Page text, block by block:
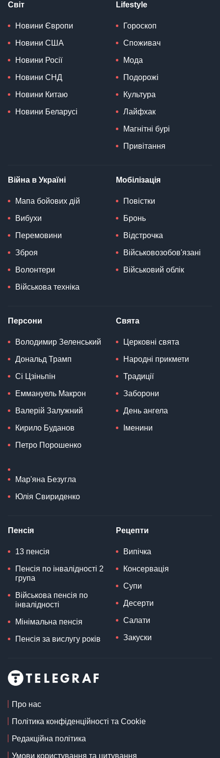
Світ
Новини Європи
Новини США
Новини Росії
Новини СНД
Новини Китаю
Новини Беларусі
Lifestyle
Гороскоп
Споживач
Мода
Подорожі
Культура
Лайфхак
Магнітні бурі
Привітання
Війна в Україні
Мапа бойових дій
Вибухи
Перемовини
Зброя
Волонтери
Військова техніка
Мобілізація
Повістки
Бронь
Відстрочка
Військовозобов'язані
Військовий облік
Персони
Володимир Зеленський
Дональд Трамп
Сі Цзіньпін
Еммануель Макрон
Валерій Залужний
Кирило Буданов
Петро Порошенко
Мар'яна Безугла
Юлія Свириденко
Свята
Церковні свята
Народні прикмети
Традиції
Заборони
День ангела
Іменини
Пенсія
13 пенсія
Пенсія по інвалідності 2
група
Військова пенсія по
інвалідності
Мінімальна пенсія
Пенсія за вислугу років
Рецепти
Випічка
Консервація
Супи
Десерти
Салати
Закуски
Про нас
Політика конфіденційності та Cookie
Редакційна політика
Умови користування та цитування